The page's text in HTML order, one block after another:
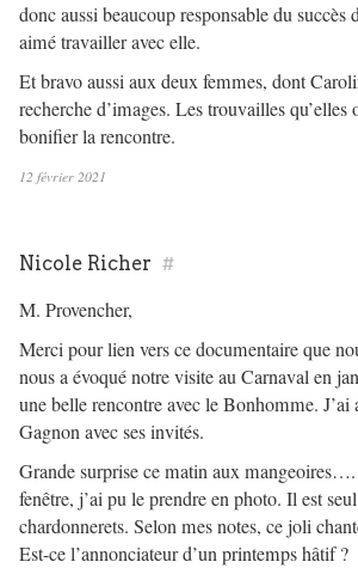
donc aussi beaucoup responsable du succès
aimé travailler avec elle.
Et bravo aussi aux deux femmes, dont
recherche d’images. Les trouvailles
bonifier la rencontre.
12 février 2021
Nicole Richer #
M. Provencher,
Merci pour lien vers ce documentaire que
nous a évoqué notre visite au Carnaval en
une belle rencontre avec le Bonhomme.
Gagnon avec ses invités.
Grande surprise ce matin aux
fenêtre, j’ai pu le prendre en photo. Il est
chardonnerets. Selon mes notes, ce joli
Est-ce l’annonciateur d’un printemps hâtif ?